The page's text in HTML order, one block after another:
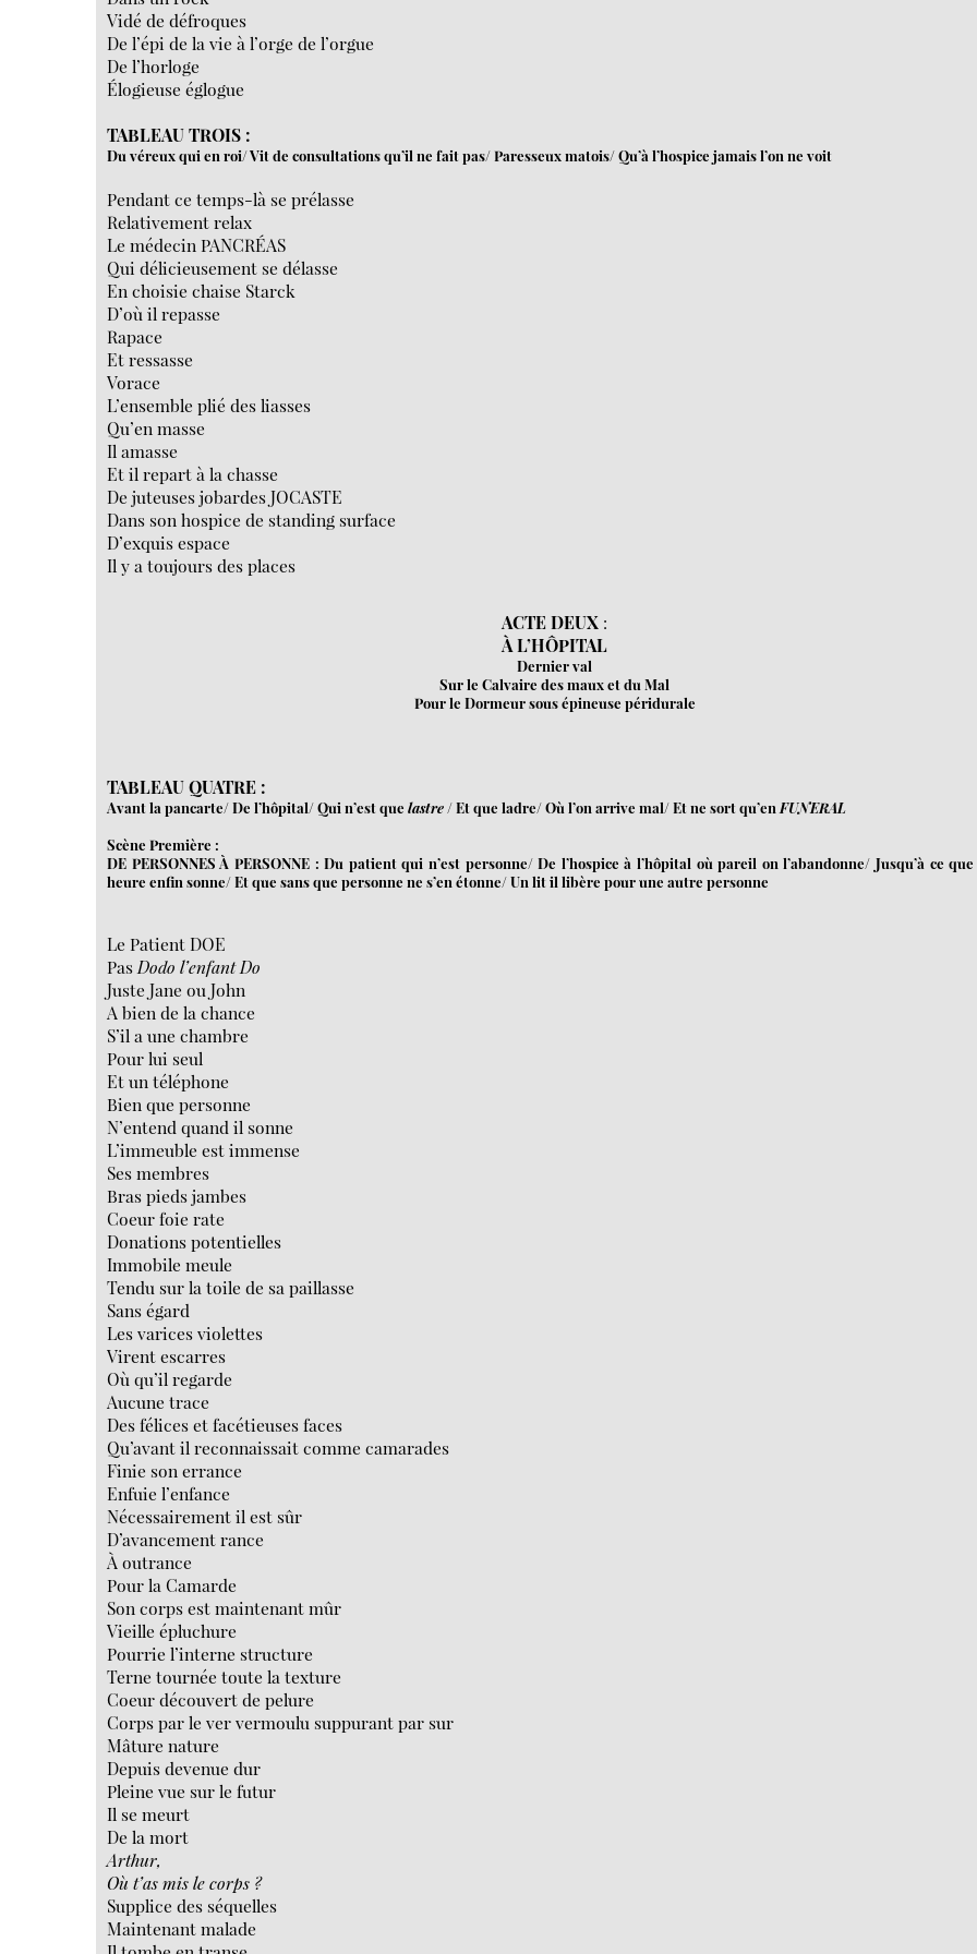
Vidé de défroques
De l’épi de la vie à l’orge de l’orgue
De l’horloge
Élogieuse églogue
TABLEAU TROIS :
Du véreux qui en roi/ Vit de consultations qu’il ne fait pas/ Paresseux matois/ Qu’à l’hospice jamais l’on ne voit
Pendant ce temps-là se prélasse
Relativement relax
Le médecin PANCRÉAS
Qui délicieusement se délasse
En choisie chaise Starck
D’où il repasse
Rapace
Et ressasse
Vorace
L’ensemble plié des liasses
Qu’en masse
Il amasse
Et il repart à la chasse
De juteuses jobardes JOCASTE
Dans son hospice de standing surface
D’exquis espace
Il y a toujours des places
ACTE DEUX :
À L’HÔPITAL
Dernier val
Sur le Calvaire des maux et du Mal
Pour le Dormeur sous épineuse péridurale
TABLEAU QUATRE :
Avant la pancarte/ De l’hôpital/ Qui n’est quelastre / Et que ladre/ Où l’on arrive mal/ Et ne sort qu’enFUNERAL
Scène Première :
DE PERSONNES À PERSONNE : Du patient qui n’est personne/ De l’hospice à l’hôpital où pareil on l’abandonne/ Jusqu’à ce
heure enfin sonne/ Et que sans que personne ne s’en étonne/ Un lit il libère pour une autre personne
Le Patient DOE
Pas Dodo l’enfant Do
Juste Jane ou John
A bien de la chance
S’il a une chambre
Pour lui seul
Et un téléphone
Bien que personne
N’entend quand il sonne
L’immeuble est immense
Ses membres
Bras pieds jambes
Coeur foie rate
Donations potentielles
Immobile meule
Tendu sur la toile de sa paillasse
Sans égard
Les varices violettes
Virent escarres
Où qu’il regarde
Aucune trace
Des félices et facétieuses faces
Qu’avant il reconnaissait comme camarades
Finie son errance
Enfuie l’enfance
Nécessairement il est sûr
D’avancement rance
À outrance
Pour la Camarde
Son corps est maintenant mûr
Vieille épluchure
Pourrie l’interne structure
Terne tournée toute la texture
Coeur découvert de pelure
Corps par le ver vermoulu suppurant par sur
Mâture nature
Depuis devenue dur
Pleine vue sur le futur
Il se meurt
De la mort
Arthur,
Où t’as mis le corps ?
Supplice des séquelles
Maintenant malade